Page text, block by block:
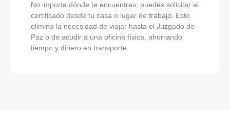
No importa dónde te encuentres; puedes solicitar el
certificado desde tu casa o lugar de trabajo. Esto
elimina la necesidad de viajar hasta el Juzgado de
Paz o de acudir a una oficina física, ahorrando
tiempo y dinero en transporte.